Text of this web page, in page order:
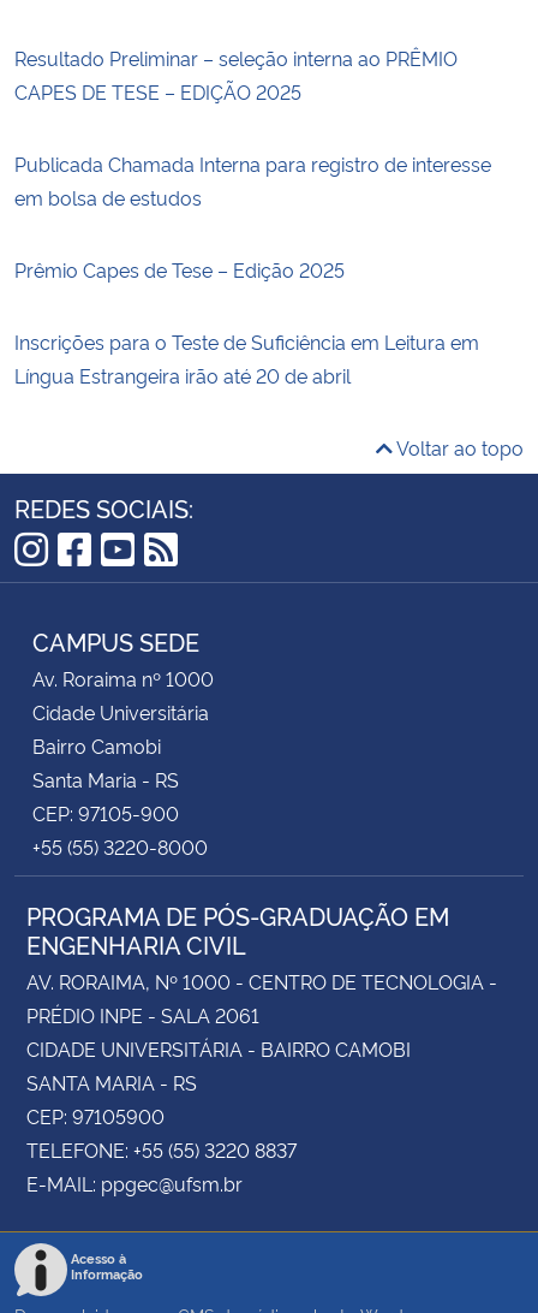
Resultado Preliminar – seleção interna ao PRÊMIO
CAPES DE TESE – EDIÇÃO 2025
Publicada Chamada Interna para registro de interesse
em bolsa de estudos
Prêmio Capes de Tese – Edição 2025
Inscrições para o Teste de Suficiência em Leitura em
Língua Estrangeira irão até 20 de abril
Voltar ao topo
REDES SOCIAIS:
Instagram
Facebook
YouTube
RSS
CAMPUS SEDE
Av. Roraima nº 1000
Cidade Universitária
Bairro Camobi
Santa Maria - RS
CEP: 97105-900
+55 (55) 3220-8000
PROGRAMA DE PÓS-GRADUAÇÃO EM
ENGENHARIA CIVIL
AV. RORAIMA, Nº 1000 - CENTRO DE TECNOLOGIA -
PRÉDIO INPE - SALA 2061
CIDADE UNIVERSITÁRIA - BAIRRO CAMOBI
SANTA MARIA - RS
CEP: 97105900
TELEFONE: +55 (55) 3220 8837
E-MAIL: ppgec@ufsm.br
Acesso à
Informação